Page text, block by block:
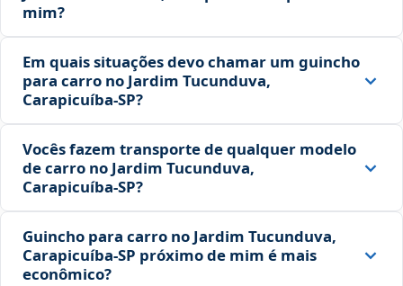
mim?
Em quais situações devo chamar um guincho
para carro no Jardim Tucunduva,
Carapicuíba‑SP?
Vocês fazem transporte de qualquer modelo
de carro no Jardim Tucunduva,
Carapicuíba‑SP?
Guincho para carro no Jardim Tucunduva,
Carapicuíba‑SP próximo de mim é mais
econômico?